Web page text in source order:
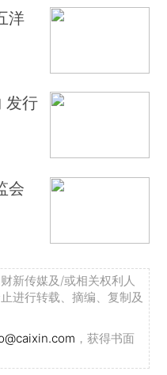
洋
发行
会
新传媒及/或相关权利人
进行转载、摘编、复制及
，获得书面